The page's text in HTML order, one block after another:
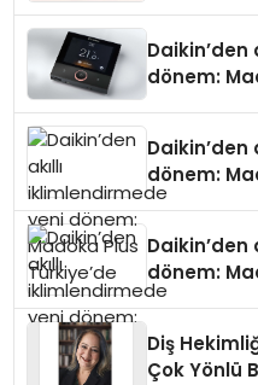
Daikin’den
dönem:
Daikin’den
dönem:
Daikin’den
dönem:
Diş
Çok Yönlü